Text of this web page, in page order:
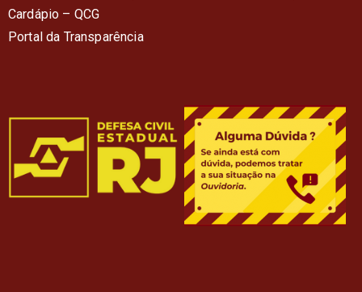
Cardápio – QCG
Portal da Transparência